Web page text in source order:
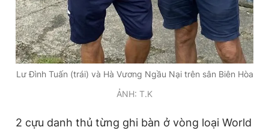
Lư Đình Tuấn (trái) và Hà Vương Ngầu Nại trên sân Biên Hòa
ẢNH: T.K
2 cựu danh thủ từng ghi bàn ở vòng loại World